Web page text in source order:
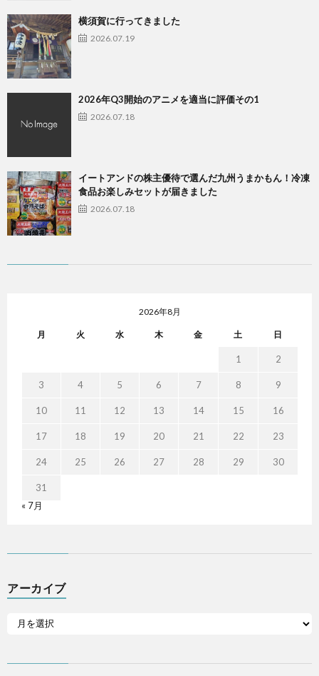
横須賀に行ってきました
2026.07.19
2026年Q3開始のアニメを適当に評価その1
2026.07.18
イートアンドの株主優待で選んだ九州うまかもん！冷凍
食品お楽しみセットが届きました
2026.07.18
2026年8月
月 火 水 木 金 土 日
1 2
3 4 5 6 7 8 9
10 11 12 13 14 15 16
17 18 19 20 21 22 23
24 25 26 27 28 29 30
31
« 7月
アーカイブ